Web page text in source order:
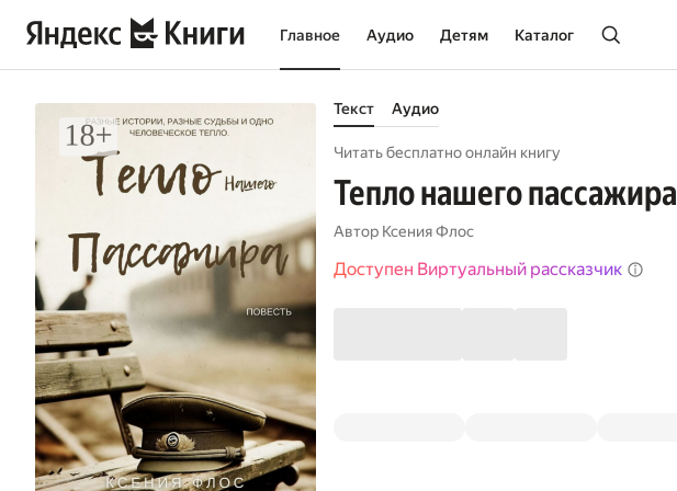
Главное Аудио Детям Каталог
Текст Аудио
Читать бесплатно онлайн книгу
Тепло нашего пассажира
Автор Ксения Флос
Доступен Виртуальный рассказчик